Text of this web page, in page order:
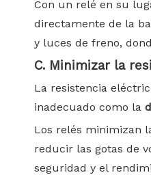
Con un relé en su
directamente de la
y luces de freno,
C. Minimizar la
La resistencia
inadecuado como la
Los relés minimizan
reducir las gotas de
seguridad y el